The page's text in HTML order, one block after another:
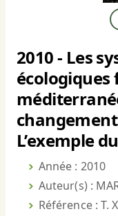
2010 - Les
écologiques
L’exemple
Année : 2010
Auteur(s) :
Référence : T.